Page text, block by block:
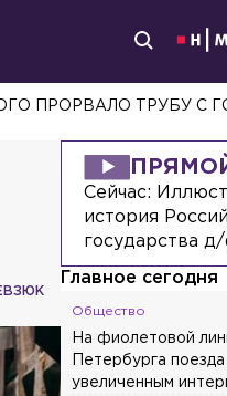
РОССИИ СНЯЛИ ВСЕ
Сейчас:
история
государства
Главное сегодня
Общество
На фиолетовой
Петербурга
увеличенным